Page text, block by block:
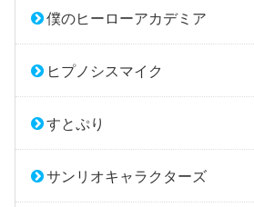
僕のヒーローアカデミア
ヒプノシスマイク
すとぷり
サンリオキャラクターズ